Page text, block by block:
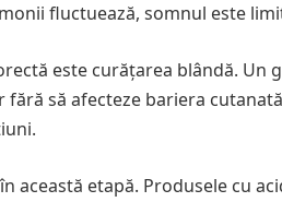
fluctuează, somnul este
este curățarea blândă.
să afecteze bariera
această etapă. Produsele cu